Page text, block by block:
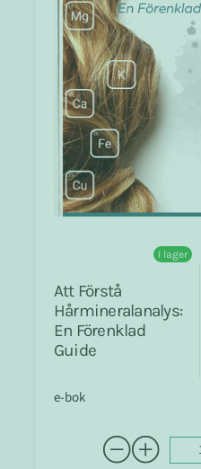
I lager
Att Förstå
Hårmineralanalys:
En Förenklad
Guide
e-bok